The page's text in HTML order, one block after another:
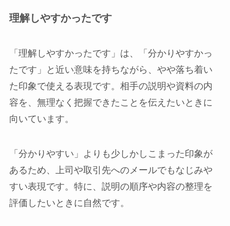
理解しやすかったです
「理解しやすかったです」は、「分かりやすかっ
たです」と近い意味を持ちながら、やや落ち着い
た印象で使える表現です。相手の説明や資料の内
容を、無理なく把握できたことを伝えたいときに
向いています。
「分かりやすい」よりも少しかしこまった印象が
あるため、上司や取引先へのメールでもなじみや
すい表現です。特に、説明の順序や内容の整理を
評価したいときに自然です。